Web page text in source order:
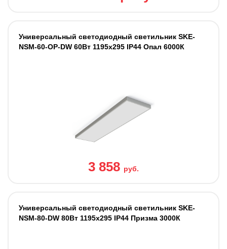
Универсальный светодиодный светильник SKE-
NSM-60-OP-DW 60Вт 1195x295 IP44 Опал 6000К
3 858 руб.
Универсальный светодиодный светильник SKE-
NSM-80-DW 80Вт 1195x295 IP44 Призма 3000К